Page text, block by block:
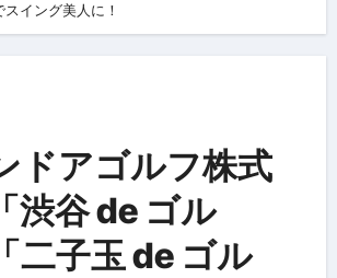
イング美人に！
ドアゴルフ株式
渋谷 de ゴル
二子玉 de ゴル